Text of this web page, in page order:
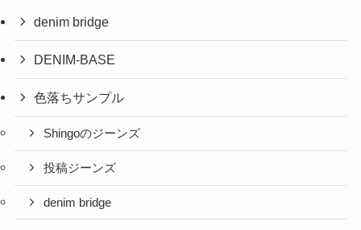
denim bridge
DENIM-BASE
色落ちサンプル
Shingoのジーンズ
投稿ジーンズ
denim bridge